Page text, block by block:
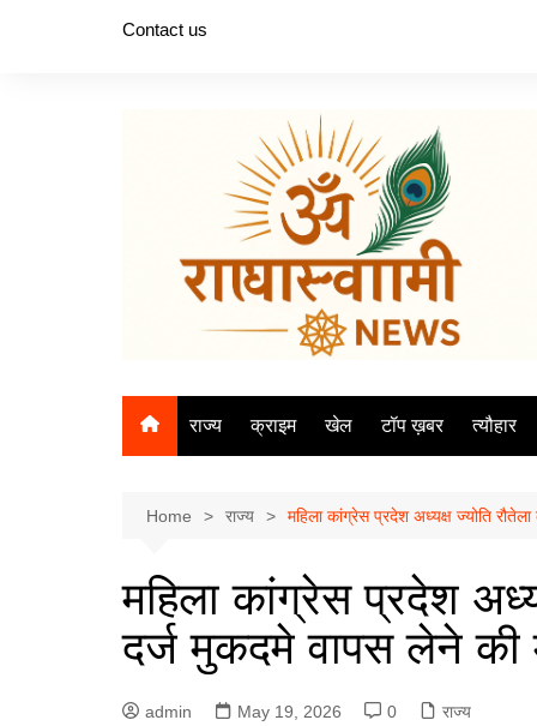
Contact us
राज्य क्राइम खेल टॉप ख़बर त्यौहार
Home राज्य महिला कांग्रेस प्रदेश अध्यक्ष ज्योति
महिला कांग्रेस प्रदेश
दर्ज मुकदमे वापस लेने की
admin May 19, 2026 0 राज्य